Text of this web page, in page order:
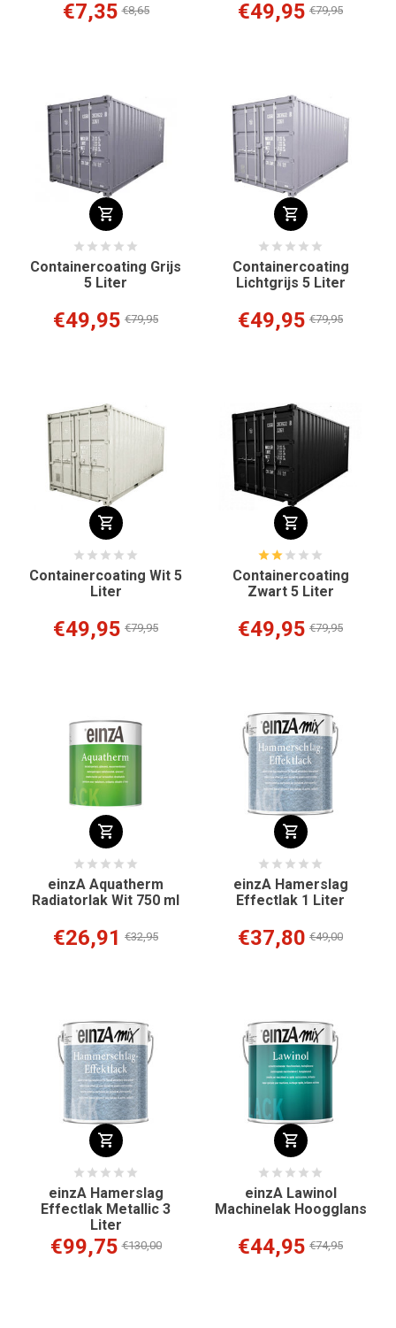
€7,35 €8,65 €49,95 €79,95
Containercoating Grijs
5 Liter
€49,95 €79,95
Containercoating
Lichtgrijs 5 Liter
€49,95 €79,95
Containercoating Wit 5
Liter
€49,95 €79,95
Containercoating
Zwart 5 Liter
€49,95 €79,95
einzA Aquatherm
Radiatorlak Wit 750 ml
€26,91 €32,95
einzA Hamerslag
Effectlak 1 Liter
€37,80 €49,00
einzA Hamerslag
Effectlak Metallic 3
Liter
€99,75 €130,00
einzA Lawinol
Machinelak Hoogglans
€44,95 €74,95